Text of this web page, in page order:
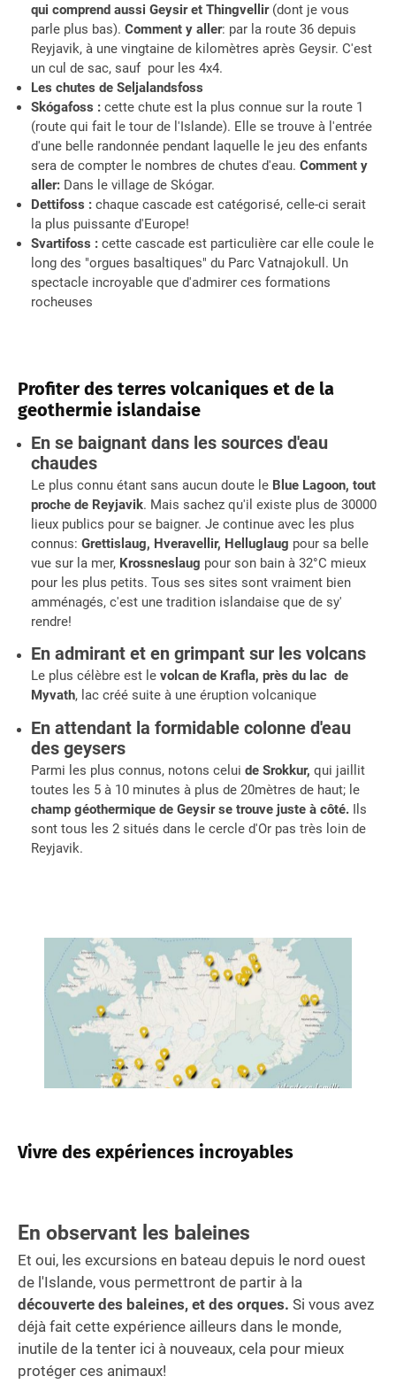
qui comprend aussi Geysir et Thingvellir(dont je vous
parle plus bas). Comment y aller: par la route 36 depuis
Reyjavik, à une vingtaine de kilomètres après Geysir. C'est
un cul de sac, sauf pour les 4x4.
Les chutes de Seljalandsfoss
Skógafoss : cette chute est la plus connue sur la route 1
(route qui fait le tour de l'Islande). Elle se trouve à l'entrée
d'une belle randonnée pendant laquelle le jeu des enfants
sera de compter le nombres de chutes d'eau. Comment y
aller: Dans le village de Skógar.
Dettifoss : chaque cascade est catégorisé, celle-ci serait
la plus puissante d'Europe!
Svartifoss : cette cascade est particulière car elle coule le
long des "orgues basaltiques" du Parc Vatnajokull. Un
spectacle incroyable que d'admirer ces formations
rocheuses
Profiter des terres volcaniques et de la
geothermie islandaise
En se baignant dans les sources d'eau
chaudes
Le plus connu étant sans aucun doute le Blue Lagoon, tout
proche de Reyjavik. Mais sachez qu'il existe plus de 30000
lieux publics pour se baigner. Je continue avec les plus
connus: Grettislaug, Hveravellir, Helluglaug pour sa belle
vue sur la mer, Krossneslaug pour son bain à 32°C mieux
pour les plus petits. Tous ses sites sont vraiment bien
amménagés, c'est une tradition islandaise que de sy'
rendre!
En admirant et en grimpant sur les volcans
Le plus célèbre est le volcan de Krafla, près du lac de
Myvath, lac créé suite à une éruption volcanique
En attendant la formidable colonne d'eau
des geysers
Parmi les plus connus, notons celui de Srokkur, qui jaillit
toutes les 5 à 10 minutes à plus de 20mètres de haut; le
champ géothermique de Geysir se trouve juste à côté. Ils
sont tous les 2 situés dans le cercle d'Or pas très loin de
Reyjavik.
Vivre des expériences incroyables
En observant les baleines
Et oui, les excursions en bateau depuis le nord ouest
de l'Islande, vous permettront de partir à la
découverte des baleines, et des orques. Si vous avez
déjà fait cette expérience ailleurs dans le monde,
inutile de la tenter ici à nouveaux, cela pour mieux
protéger ces animaux!